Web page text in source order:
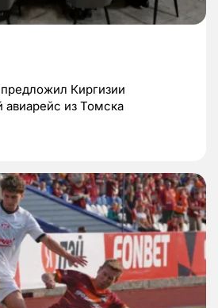
Киргизии
авиарейс из Томска